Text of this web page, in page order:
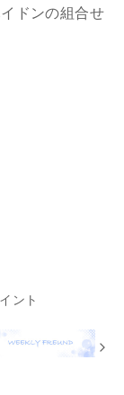
ドンの組合せ
ント